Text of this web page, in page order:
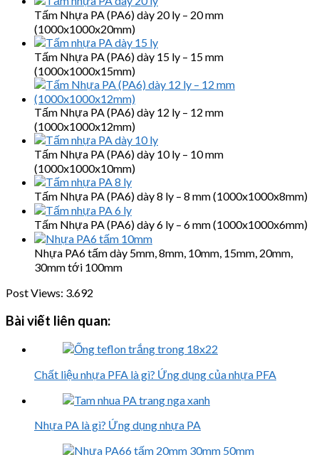
Tấm Nhựa PA (PA6) dày 20 ly – 20 mm
(1000x1000x20mm)
Tấm Nhựa PA (PA6) dày 15 ly – 15 mm
(1000x1000x15mm)
Tấm Nhựa PA (PA6) dày 12 ly – 12 mm
(1000x1000x12mm)
Tấm Nhựa PA (PA6) dày 10 ly – 10 mm
(1000x1000x10mm)
Tấm Nhựa PA (PA6) dày 8 ly – 8 mm (1000x1000x8mm)
Tấm Nhựa PA (PA6) dày 6 ly – 6 mm (1000x1000x6mm)
Nhựa PA6 tấm dày 5mm, 8mm, 10mm, 15mm, 20mm,
30mm tới 100mm
Post Views: 3.692
Bài viết liên quan:
Chất liệu nhựa PFA là gì? Ứng dụng của nhựa PFA
Nhựa PA là gì? Ứng dụng nhựa PA